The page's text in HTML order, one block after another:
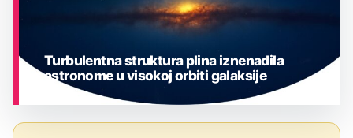
Turbulentna struktura plina iznenadila
astronome u visokoj orbiti galaksije